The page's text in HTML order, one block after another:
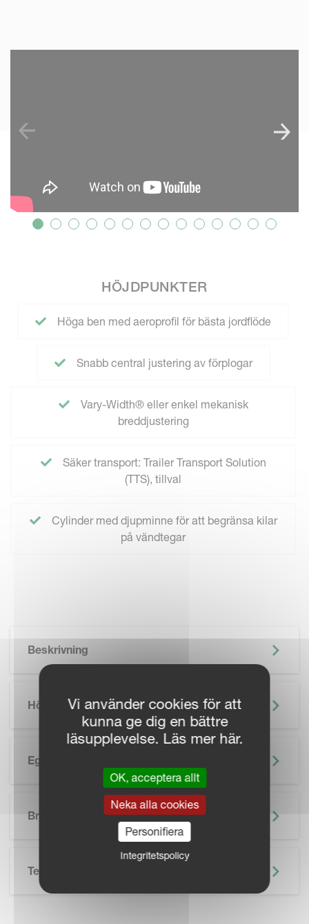
HÖJDPUNKTER
Höga ben med aeroprofil för bästa jordflöde
Snabb central justering av förplogar
Vary-Width® eller enkel mekanisk
breddjustering
Säker transport: Trailer Transport Solution
(TTS), tillval
Cylinder med djupminne för att begränsa kilar
på vändtegar
Beskrivning
Höjdpunkter
Egenskaper
Broschyr
Teknisk Specifikation
Vi använder cookies för att
kunna ge dig en bättre
läsupplevelse. Läs mer här.
OK, acceptera allt
Neka alla cookies
Personifiera
Integritetspolicy